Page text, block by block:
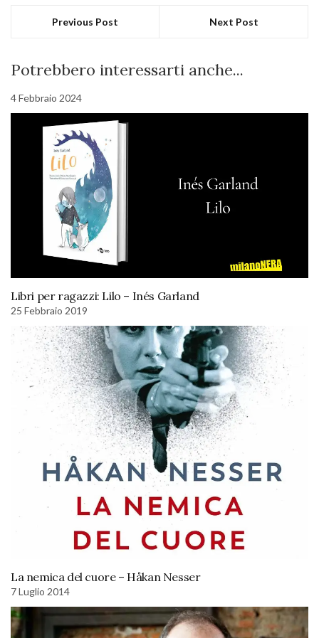
Previous Post Next Post
Potrebbero interessarti anche...
4 Febbraio 2024
Libri per ragazzi: Lilo – Inés Garland
25 Febbraio 2019
La nemica del cuore – Håkan Nesser
7 Luglio 2014